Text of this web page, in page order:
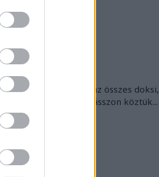
található meg az összes doksi,
van kedve - bogarásszon köztük...
szeptember
április